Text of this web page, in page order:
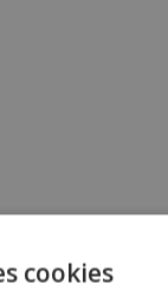
cookies